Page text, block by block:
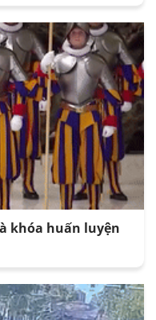
khóa huấn luyện